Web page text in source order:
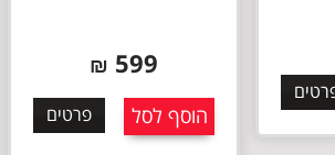
599
₪
הוסף לסל פרטים